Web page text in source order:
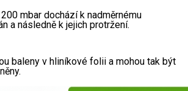
mbar dochází k nadměrnému
a následně k jejich protržení.
baleny v hliníkové folii a mohou tak být